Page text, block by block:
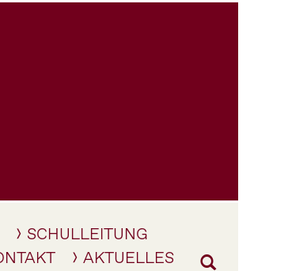
SCHULLEITUNG
AKTUELLES